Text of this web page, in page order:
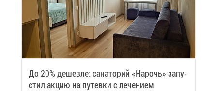
До 20% де­шев­ле: са­на­то­рий «На­рочь» за­пу­
стил ак­цию на пу­тев­ки с ле­че­ни­ем